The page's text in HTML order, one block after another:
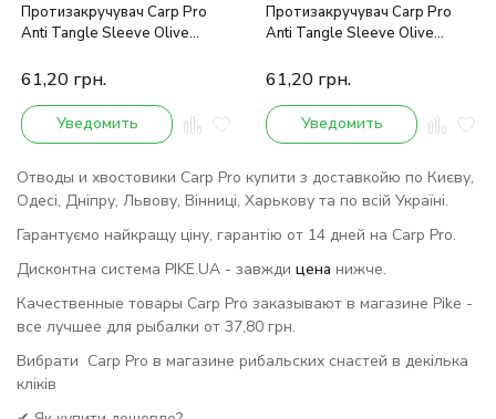
Протизакручувач Carp Pro
Anti Tangle Sleeve Olive
61,20 грн.
Уведомить
Протизакручувач Carp Pro
Anti Tangle Sleeve Olive
61,20 грн.
Уведомить
Отводы и хвостовики Carp Pro купити з доставкойю по Києву,
Одесі, Дніпру, Львову, Вінниці, Харькову та по всій Україні.
Гарантуємо найкращу ціну, гарантію от 14 дней на Carp Pro.
Дисконтна система PIKE.UA - завжди цена нижче.
Качественные товары Carp Pro заказывают в магазине Pike -
все лучшее для рыбалки от 37,80 грн.
Вибрати Carp Pro в магазине рибальских снастей в декілька
кліків